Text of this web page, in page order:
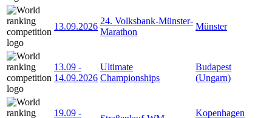
13.09.2026
24. Volksbank-Münster-
Marathon
Münster
13.09 -
14.09.2026
Ultimate
Championships
Budapest
(Ungarn)
19.09 -
Kopenhagen